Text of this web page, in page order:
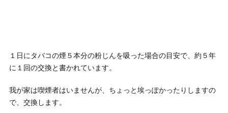
１日にタバコの煙５本分の粉じんを吸った場合の目安で、 約５年
に１回の交換と書かれています。
我が家は喫煙者はいませんが、ちょっと埃っぽかったりしますの
で、交換します。